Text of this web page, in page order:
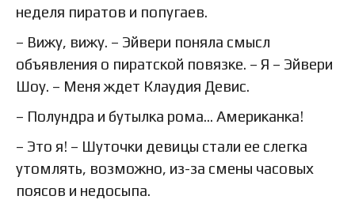
неделя пиратов и попугаев.
– Вижу, вижу. – Эйвери поняла смысл
объявления о пиратской повязке. – Я – Эйвери
Шоу. – Меня ждет Клаудия Девис.
– Полундра и бутылка рома… Американка!
– Это я! – Шуточки девицы стали ее слегка
утомлять, возможно, из-за смены часовых
поясов и недосыпа.